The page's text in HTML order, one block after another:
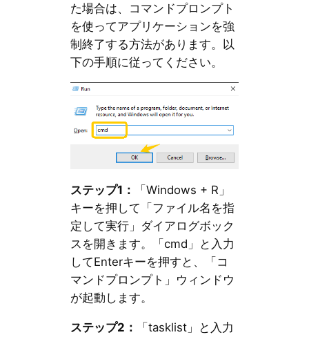
た場合は、コマンドプロンプト
を使ってアプリケーションを強
制終了する方法があります。以
下の手順に従ってください。
ステップ1：
「Windows + R」
キーを押して「ファイル名を指
定して実行」ダイアログボック
スを開きます。「cmd」と入力
してEnterキーを押すと、「コ
マンドプロンプト」ウィンドウ
が起動します。
ステップ2：
「tasklist」と入力